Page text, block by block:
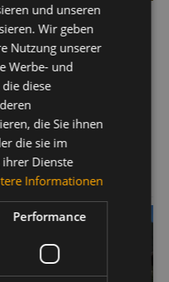
und unseren
Wir geben
Nutzung unserer
Werbe- und
diese
die Sie ihnen
die sie im
Dienste
Informationen
Performance